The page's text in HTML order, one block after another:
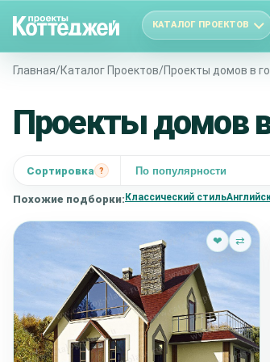
КАТАЛОГ ПРОЕКТОВ
Главная/Каталог Проектов/Проекты домов в
Проекты домов
Сортировка ?
Похожие подборки: Классический стиль
❤ ⇄